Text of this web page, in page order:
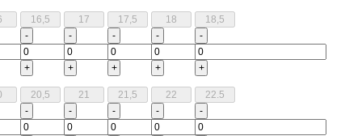
-
+
-
+
-
+
-
+
-
+
- - - - -